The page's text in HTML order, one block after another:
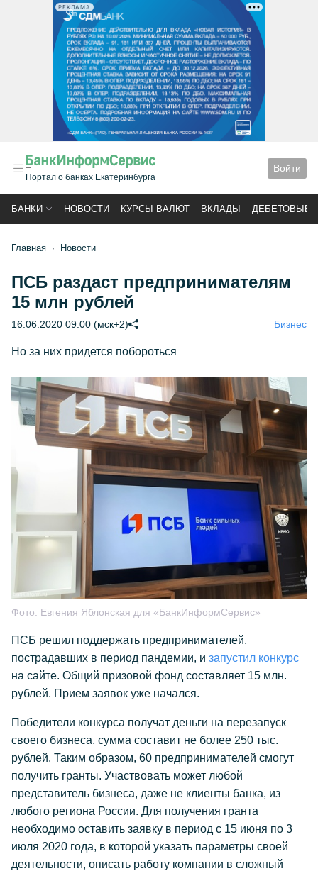
РЕКЛАМА
Портал о банках Екатеринбурга
Войти
БАНКИ НОВОСТИ КУРСЫ ВАЛЮТ ВКЛАДЫ ДЕБЕТОВЫЕ
Главная Новости
ПСБ раздаст предпринимателям
15 млн рублей
16.06.2020 09:00 (мск+2) Бизнес
Но за них придется побороться
Фото: Евгения Яблонская для «БанкИнформСервис»
ПСБ решил поддержать предпринимателей,
пострадавших в период пандемии, и запустил конкурс
на сайте. Общий призовой фонд составляет 15 млн.
рублей. Прием заявок уже начался.
Победители конкурса получат деньги на перезапуск
своего бизнеса, сумма составит не более 250 тыс.
рублей. Таким образом, 60 предпринимателей смогут
получить гранты. Участвовать может любой
представитель бизнеса, даже не клиенты банка, из
любого региона России. Для получения гранта
необходимо оставить заявку в период с 15 июня по 3
июля 2020 года, в которой указать параметры своей
деятельности, описать работу компании в сложный